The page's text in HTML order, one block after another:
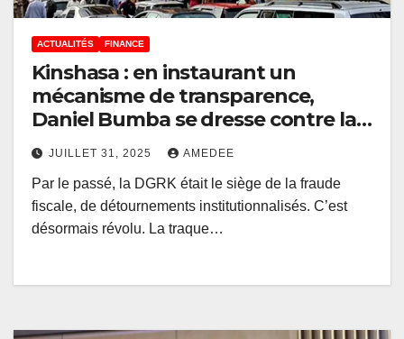
ACTUALITÉS FINANCE
Kinshasa : en instaurant un
mécanisme de transparence,
Daniel Bumba se dresse contre la
complaisance et la fraude à la
DGRK
JUILLET 31, 2025 AMEDEE
Par le passé, la DGRK était le siège de la fraude
fiscale, de détournements institutionnalisés. C’est
désormais révolu. La traque…